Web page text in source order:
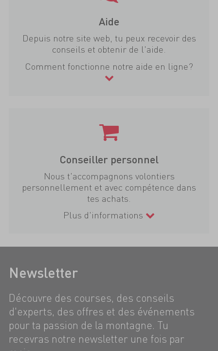
Aide
Depuis notre site web, tu peux recevoir des
conseils et obtenir de l'aide.
Comment fonctionne notre aide en ligne?
Conseiller personnel
Nous t'accompagnons volontiers
personnellement et avec compétence dans
tes achats.
Plus d'informations
Newsletter
Découvre des courses, des conseils
d'experts, des offres et des événements
pour ta passion de la montagne. Tu
recevras notre newsletter une fois par